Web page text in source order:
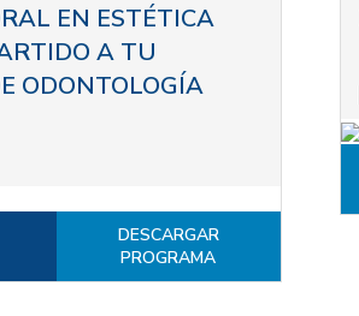
EN ESTÉTICA
A TU
ODONTOLOGÍA
DESCARGAR
PROGRAMA